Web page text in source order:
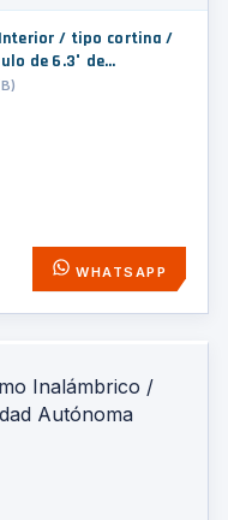
/ tipo cortina /
de 6.3° de
WHATSAPP